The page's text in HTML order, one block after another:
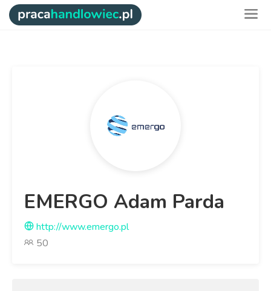
EMERGO Adam Parda
http://www.emergo.pl
50